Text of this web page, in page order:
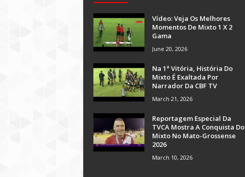
Vídeo: Veja Os Melhores
Momentos De Mixto 1 X 2
Gama
June 20, 2026
Na 1ª Vitória, História Do
Mixto É Exaltada Por
Narrador Da CBF TV
March 21, 2026
Reportagem Especial Da
TVCA Mostra A Conquista Do
Mixto No Mato-Grossense
2026
March 10, 2026